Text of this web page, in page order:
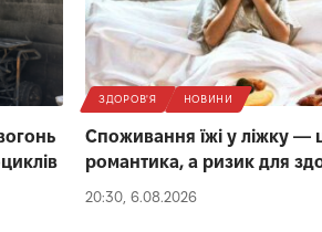
ЗДОРОВ'Я НОВИНИ
Споживання їжі у ліжку —
романтика, а ризик для
20:30, 6.08.2026